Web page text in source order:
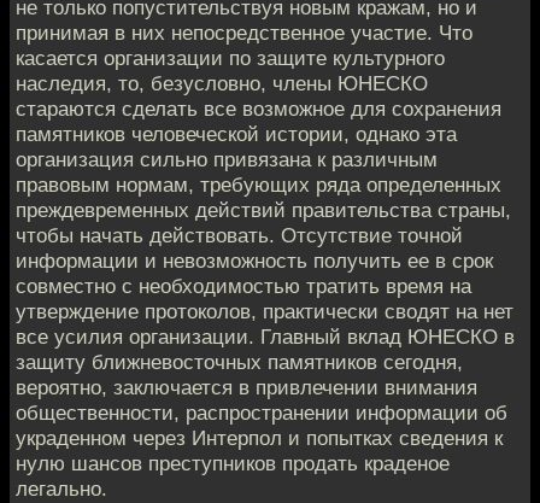
не только попустительствуя новым кражам, но и
принимая в них непосредственное участие. Что
касается организации по защите культурного
наследия, то, безусловно, члены ЮНЕСКО
стараются сделать все возможное для сохранения
памятников человеческой истории, однако эта
организация сильно привязана к различным
правовым нормам, требующих ряда определенных
преждевременных действий правительства страны,
чтобы начать действовать. Отсутствие точной
информации и невозможность получить ее в срок
совместно с необходимостью тратить время на
утверждение протоколов, практически сводят на нет
все усилия организации. Главный вклад ЮНЕСКО в
защиту ближневосточных памятников сегодня,
вероятно, заключается в привлечении внимания
общественности, распространении информации об
украденном через Интерпол и попытках сведения к
нулю шансов преступников продать краденое
легально.